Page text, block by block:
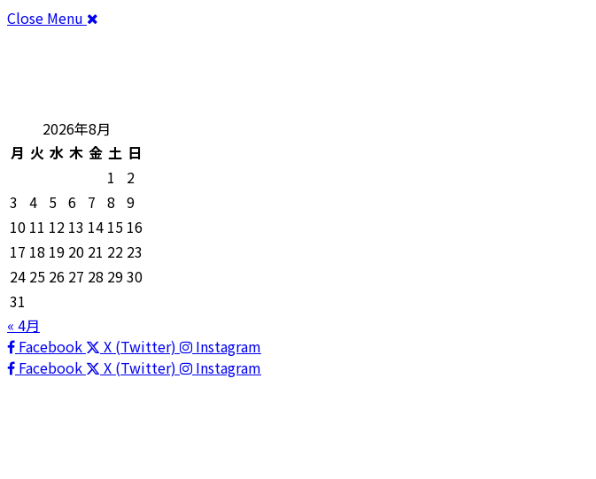
Close Menu
2026年8月
月 火 水 木 金 土 日
1
2
3 4 5 6 7 8 9
10 11 12 13 14 15 16
17 18 19 20 21 22 23
24 25 26 27 28 2930
31
« 4月
Facebook
X (Twitter)
Instagram
Facebook
X (Twitter) Instagram